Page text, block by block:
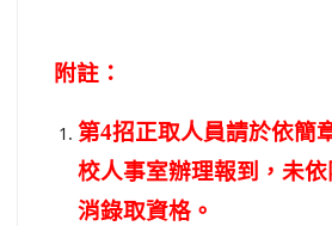
附註：
第4招正取人員請於依簡
校人事室辦理報到，未
消錄取資格。